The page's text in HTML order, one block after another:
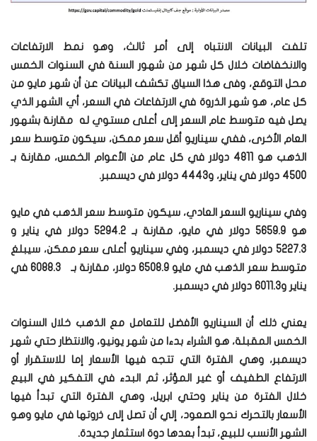
تلفت البيانات الانتباه إلى أمر ثالث، وهو نمط الارتفاعات
والانخفاضات خلال كل شهر من شهور السنة في السنوات الخمس
محل التوقع، وفى هذا السياق تكشف البيانات عن أن شهر مايو من
كل عام، هو شهر الذروة في الارتفاعات في السعر، أي الشهر الذي
يصل فيه متوسط عام السعر إلى أعلى مستوي له مقارنة بشهور
العام الأخرى، ففي سيناريو أقل سعر ممكن، سيكون متوسط سعر
الذهب هو 4811 دولار في كل عام من الأعوام الخمس، مقارنة بـ
4500 دولار في يناير، و4443 دولار في ديسمبر.
وفي سيناريو السعر العادي، سيكون متوسط سعر الذهب في مايو
هو 5659.9 دولار في مايو، مقارنة بـ 5294.2 دولار في يناير و
5227.3 دولار في ديسمبر، وفي سيناريو أعلى سعر ممكن، سيبلغ
متوسط سعر الذهب في مايو 6508.9 دولار، مقارنة بـ 6088.3 في
يناير و6011.3 دولار في ديسمبر.
يعني ذلك أن السيناريو الأفضل للتعامل مع الذهب خلال السنوات
الخمس المقبلة، هو الشراء بدءا من شهر يونيو، والانتظار حتي شهر
ديسمبر، وهي الفترة التي تتجه فيها الأسعار إما للاستقرار أو
الارتفاع الطفيف أو غير المؤثر، ثم البدء في التفكير في البيع
خلال الفترة من يناير وحتي ابريل، وهي الفترة التي تبدأ فيها
الأسعار بالتحرك نحو الصعود، إلي أن تصل إلى ذروتها في مايو وهو
الشهر الأنسب للبيع، تبدأ بعدها دوة استثمار جديدة.